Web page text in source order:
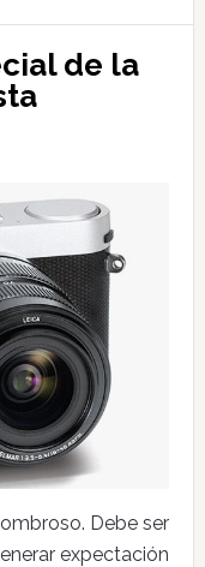
de la
Debe ser
expectación